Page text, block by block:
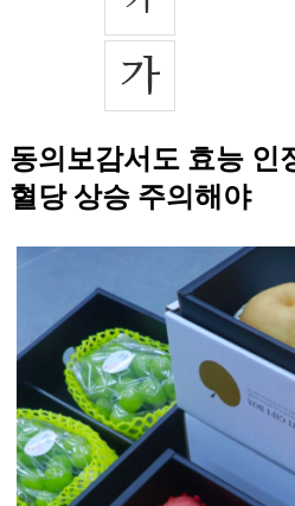
동의보감서도 효능 인
혈당 상승 주의해야